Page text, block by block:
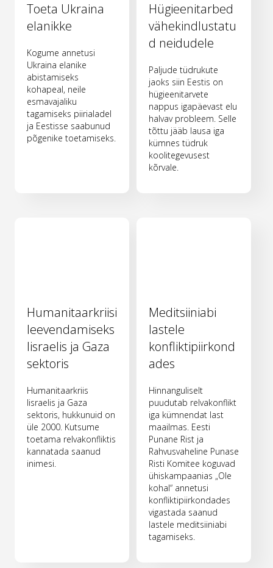
Toeta Ukraina
elanikke
Kogume annetusi
Ukraina elanike
abistamiseks
kohapeal, neile
esmavajaliku
tagamiseks piirialadel
ja Eestisse saabunud
põgenike toetamiseks.
Hügieenitarbed
vähekindlustatu
d neidudele
Paljude tüdrukute
jaoks siin Eestis on
hügieenitarvete
nappus igapäevast elu
halvav probleem. Selle
tõttu jääb lausa iga
kümnes tüdruk
koolitegevusest
kõrvale.
Humanitaarkriisi
leevendamiseks
Iisraelis ja Gaza
sektoris
Humanitaarkriis
Iisraelis ja Gaza
sektoris, hukkunuid on
üle 2000. Kutsume
toetama relvakonfliktis
kannatada saanud
inimesi.
Meditsiiniabi
lastele
konfliktipiirkond
ades
Hinnanguliselt
puudutab relvakonflikt
iga kümnendat last
maailmas. Eesti
Punane Rist ja
Rahvusvaheline Punase
Risti Komitee koguvad
ühiskampaanias „Ole
kohal“ annetusi
konfliktipiirkondades
vigastada saanud
lastele meditsiiniabi
tagamiseks.